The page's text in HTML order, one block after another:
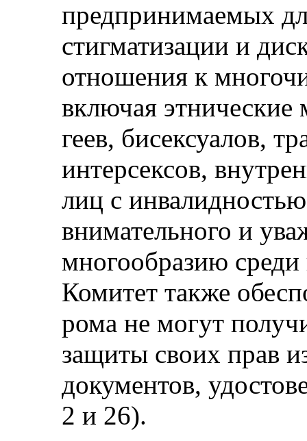
предпринимаемых
стигматизации и
отношения к
включая этнические
геев, бисексуалов,
интерсексов,
лиц с
внимательного и
многообразию среди
Комитет также
рома не могут
защиты своих прав
документов,
2 и 26).